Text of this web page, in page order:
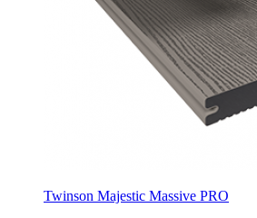
Twinson Majestic Massive PRO